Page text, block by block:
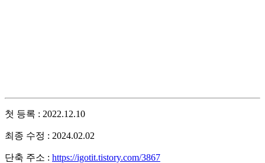
첫 등록 : 2022.12.10
최종 수정 : 2024.02.02
단축 주소 : https://igotit.tistory.com/3867